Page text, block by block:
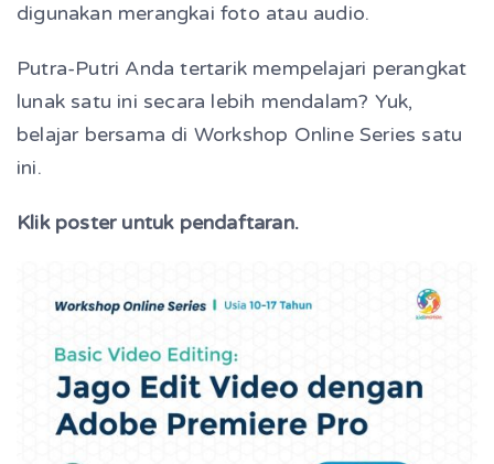
digunakan merangkai foto atau audio.
Putra-Putri Anda tertarik mempelajari perangkat
lunak satu ini secara lebih mendalam? Yuk,
belajar bersama di Workshop Online Series satu
ini.
Klik poster untuk pendaftaran.